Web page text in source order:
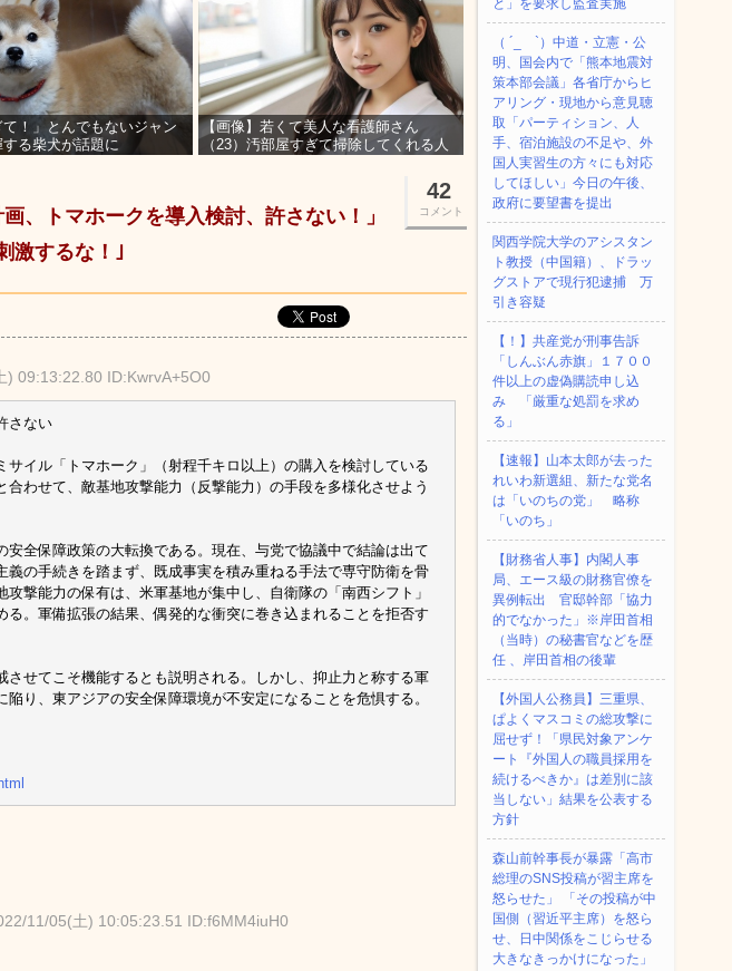
！」とんでもないジャン
る柴犬が話題に
【画像】若くて美人な看護師さん
（23）汚部屋すぎて掃除してくれる人
42
コメント
、トマホークを導入検討、許さない！」
激するな！｣
) 09:13:22.80 ID:KwrvA+5O0
さない
イル「トマホーク」（射程千キロ以上）の購入を検討している
わせて、敵基地攻撃能力（反撃能力）の手段を多様化させよう
全保障政策の大転換である。現在、与党で協議中で結論は出て
の手続きを踏まず、既成事実を積み重ねる手法で専守防衛を骨
撃能力の保有は、米軍基地が集中し、自衛隊の「南西シフト」
。軍備拡張の結果、偶発的な衝突に巻き込まれることを拒否す
せてこそ機能するとも説明される。しかし、抑止力と称する軍
り、東アジアの安全保障環境が不安定になることを危惧する。
11/05(土) 10:05:23.51 ID:f6MM4iuH0
と」を要求し監査実施
（ ´_ゝ`）中道・立憲・公
明、国会内で「熊本地震対
策本部会議」各省庁からヒ
アリング・現地から意見聴
取「パーティション、人
手、宿泊施設の不足や、外
国人実習生の方々にも対応
してほしい」今日の午後、
政府に要望書を提出
関西学院大学のアシスタン
ト教授（中国籍）、ドラッ
グストアで現行犯逮捕 万
引き容疑
【！】共産党が刑事告訴
「しんぶん赤旗」１７００
件以上の虚偽購読申し込
み 「厳重な処罰を求め
る」
【速報】山本太郎が去った
れいわ新選組、新たな党名
は「いのちの党」 略称
「いのち」
【財務省人事】内閣人事
局、エース級の財務官僚を
異例転出 官邸幹部「協力
的でなかった」※岸田首相
（当時）の秘書官などを歴
任 、岸田首相の後輩
【外国人公務員】三重県、
ぱよくマスコミの総攻撃に
屈せず！「県民対象アンケ
ート『外国人の職員採用を
続けるべきか』は差別に該
当しない」結果を公表する
方針
森山前幹事長が暴露「高市
総理のSNS投稿が習主席を
怒らせた」 「その投稿が中
国側（習近平主席）を怒ら
せ、日中関係をこじらせる
大きなきっかけになった」